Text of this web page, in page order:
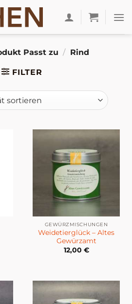
Passt zu / Rind
FILTER
GEWÜRZMISCHUNGEN
Weidetierglück – Altes
Gewürzamt
12,00 €